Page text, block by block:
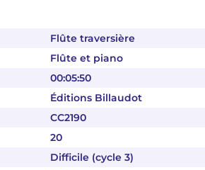
Flûte traversière
Flûte et piano
00:05:50
Éditions Billaudot
CC2190
20
Difficile (cycle 3)